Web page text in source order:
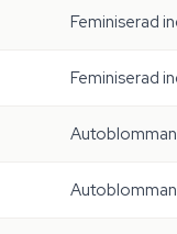
Feminiserad
Feminiserad